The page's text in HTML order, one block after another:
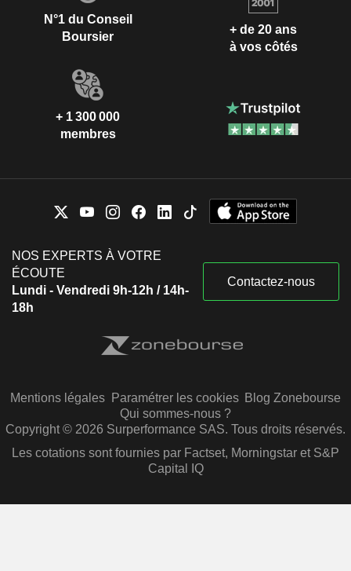
N°1 du Conseil
Boursier
+ de 20 ans
à vos côtés
+ 1 300 000
membres
NOS EXPERTS À VOTRE
ÉCOUTE
Lundi - Vendredi 9h-12h / 14h-
18h
Contactez-nous
Mentions légales Paramétrer les cookies Blog Zonebourse
Qui sommes-nous ?
Copyright © 2026 Surperformance SAS. Tous droits réservés.
Les cotations sont fournies par Factset, Morningstar et S&P
Capital IQ